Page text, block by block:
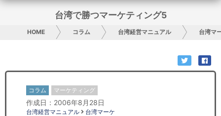
グループ概要
日本人にPR
台湾で勝つマーケティング5
HOME コラム 台湾経営マニュアル 台湾マ
コラム マーケティング
作成日：2006年8月28日
台湾経営マニュアル 台湾マーケ